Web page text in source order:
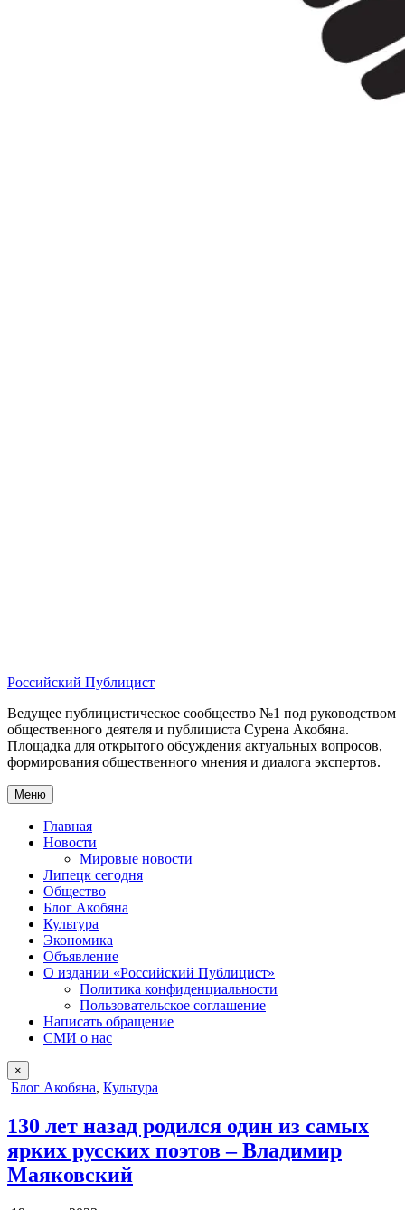
Российский Публицист
Ведущее публицистическое сообщество №1 под руководством
общественного деятеля и публициста Сурена Акобяна.
Площадка для открытого обсуждения актуальных вопросов,
формирования общественного мнения и диалога экспертов.
Меню
Главная
Новости
Мировые новости
Липецк сегодня
Общество
Блог Акобяна
Культура
Экономика
Объявление
О издании «Российский Публицист»
Политика конфиденциальности
Пользовательское соглашение
Написать обращение
СМИ о нас
×
Опубликовано
Блог Акобяна, Культура
130 лет назад родился один из самых
ярких русских поэтов – Владимир
Маяковский